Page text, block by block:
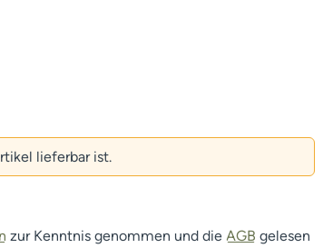
lieferbar ist.
zur Kenntnis genommen und die AGB gelesen